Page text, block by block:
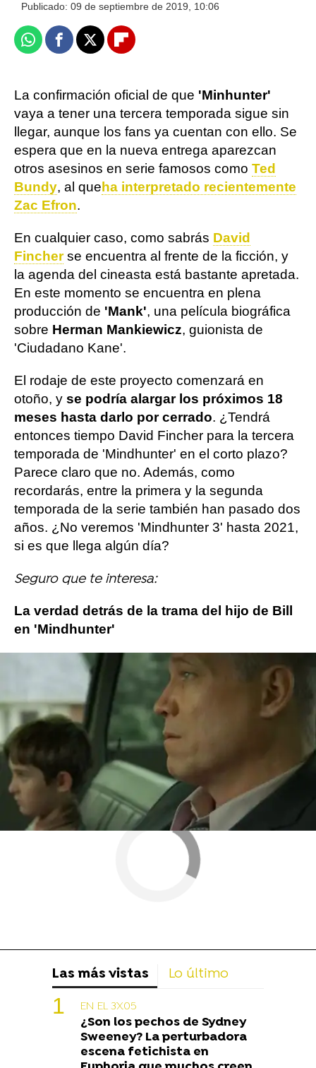
Publicado: 09 de septiembre de 2019, 10:06
WhatsappFacebook
X Flipboard
La confirmación oficial de que 'Minhunter'
vaya a tener una tercera temporada sigue sin
llegar, aunque los fans ya cuentan con ello. Se
espera que en la nueva entrega aparezcan
otros asesinos en serie famosos como Ted
Bundy, al queha interpretado recientemente
Zac Efron.
En cualquier caso, como sabrás David
Fincherse encuentra al frente de la ficción, y
la agenda del cineasta está bastante apretada.
En este momento se encuentra en plena
producción de 'Mank', una película biográfica
sobre Herman Mankiewicz, guionista de
'Ciudadano Kane'.
El rodaje de este proyecto comenzará en
otoño, y se podría alargar los próximos 18
meses hasta darlo por cerrado. ¿Tendrá
entonces tiempo David Fincher para la tercera
temporada de 'Mindhunter' en el corto plazo?
Parece claro que no. Además, como
recordarás, entre la primera y la segunda
temporada de la serie también han pasado dos
años. ¿No veremos 'Mindhunter 3' hasta 2021,
si es que llega algún día?
Seguro que te interesa:
La verdad detrás de la trama del hijo de Bill
en 'Mindhunter'
Más sobre este tema:
Netflix
Las más vistas Lo último
EN EL 3X05
¿Son los pechos de Sydney
Sweeney? La perturbadora
escena fetichista en